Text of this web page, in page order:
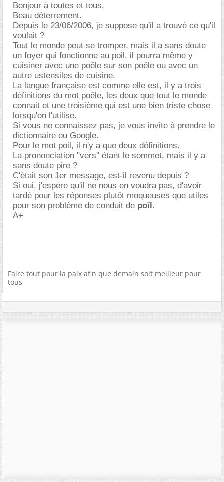
Bonjour à toutes et tous,
Beau déterrement.
Depuis le 23/06/2006, je suppose qu'il a trouvé ce qu'il
voulait ?
Tout le monde peut se tromper, mais il a sans doute
un foyer qui fonctionne au poil, il pourra même y
cuisiner avec une poêle sur son poêle ou avec un
autre ustensiles de cuisine.
La langue française est comme elle est, il y a trois
définitions du mot poêle, les deux que tout le monde
connait et une troisième qui est une bien triste chose
lorsqu'on l'utilise.
Si vous ne connaissez pas, je vous invite à prendre le
dictionnaire ou Google.
Pour le mot poil, il n'y a que deux définitions.
La prononciation "vers" étant le sommet, mais il y a
sans doute pire ?
C'était son 1er message, est-il revenu depuis ?
Si oui, j'espère qu'il ne nous en voudra pas, d'avoir
tardé pour les réponses plutôt moqueuses que utiles
pour son problème de conduit de poîl.
A+
Faire tout pour la paix afin que demain soit meilleur pour
tous